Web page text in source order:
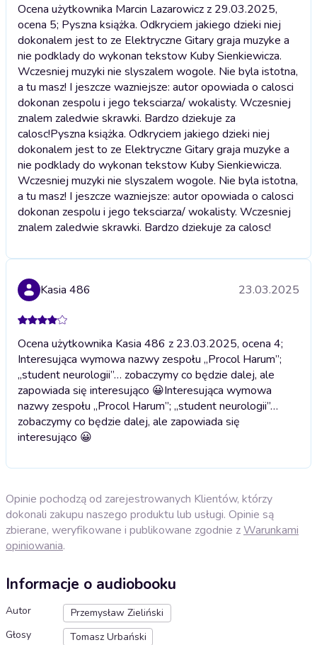
Ocena użytkownika Marcin Lazarowicz z 29.03.2025,
ocena 5; Pyszna książka. Odkryciem jakiego dzieki niej
dokonalem jest to ze Elektryczne Gitary graja muzyke a
nie podklady do wykonan tekstow Kuby Sienkiewicza.
Wczesniej muzyki nie slyszalem wogole. Nie byla istotna,
a tu masz! I jeszcze wazniejsze: autor opowiada o calosci
dokonan zespolu i jego teksciarza/ wokalisty. Wczesniej
znalem zaledwie skrawki. Bardzo dziekuje za
calosc!Pyszna książka. Odkryciem jakiego dzieki niej
dokonalem jest to ze Elektryczne Gitary graja muzyke a
nie podklady do wykonan tekstow Kuby Sienkiewicza.
Wczesniej muzyki nie slyszalem wogole. Nie byla istotna,
a tu masz! I jeszcze wazniejsze: autor opowiada o calosci
dokonan zespolu i jego teksciarza/ wokalisty. Wczesniej
znalem zaledwie skrawki. Bardzo dziekuje za calosc!
Kasia 486 23.03.2025
Ocena użytkownika Kasia 486 z 23.03.2025, ocena 4;
Interesująca wymowa nazwy zespołu „Procol Harum”;
„student neurologii”… zobaczymy co będzie dalej, ale
zapowiada się interesująco 😀Interesująca wymowa
nazwy zespołu „Procol Harum”; „student neurologii”…
zobaczymy co będzie dalej, ale zapowiada się
interesująco 😀
Opinie pochodzą od zarejestrowanych Klientów, którzy
dokonali zakupu naszego produktu lub usługi. Opinie są
zbierane, weryfikowane i publikowane zgodnie zWarunkami
opiniowania.
Informacje o audiobooku
Autor
Przemysław Zieliński
Głosy
Tomasz Urbański